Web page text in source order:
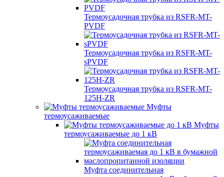
Термоусадочная трубка из RSFR-MT-
PVDF
Термоусадочная трубка из RSFR-MT-
sPVDF
Термоусадочная трубка из RSFR-MT-
125H-ZR
Муфты
термоусаживаемые
Муфты
термоусаживаемые до 1 кВ
Муфта соединительная